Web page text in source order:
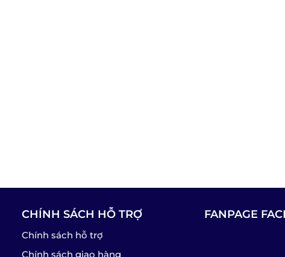
CHÍNH SÁCH HỖ TRỢ
Chính sách hỗ trợ
Chính sách giao hàng
FANPAGE